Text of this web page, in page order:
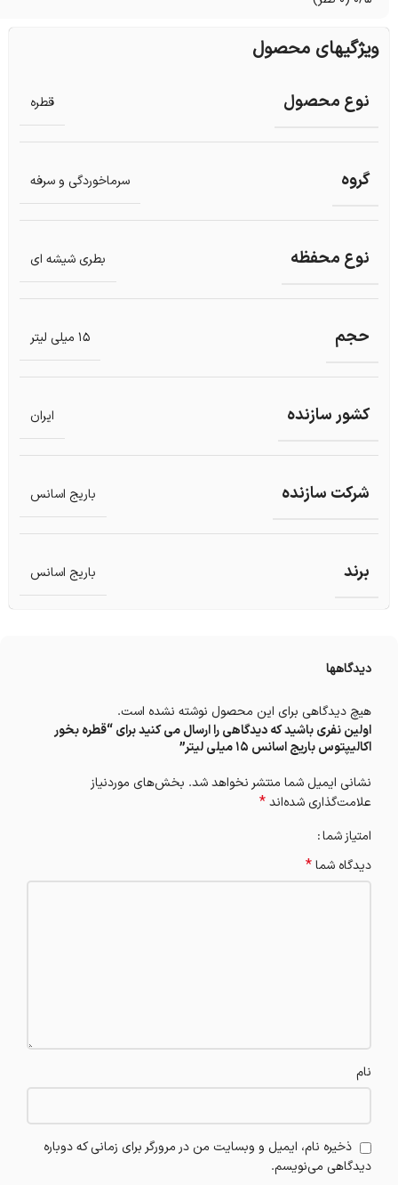
ویژگیهای محصول
نوع محصول قطره
گروه سرماخوردگی و سرفه
نوع محفظه بطری شیشه ای
حجم 15 میلی لیتر
کشور سازنده ایران
شرکت سازنده باریج اسانس
برند باریج اسانس
دیدگاهها
هیچ دیدگاهی برای این محصول نوشته نشده است.
اولین نفری باشید که دیدگاهی را ارسال می کنید برای “قطره بخور
اکالیپتوس باریج اسانس ۱۵ میلی لیتر”
نشانی ایمیل شما منتشر نخواهد شد. بخش‌های موردنیاز
علامت‌گذاری شده‌اند*
امتیاز شما
دیدگاه شما*
نام
ذخیره نام، ایمیل و وبسایت من در مرورگر برای زمانی که دوباره
دیدگاهی می‌نویسم.